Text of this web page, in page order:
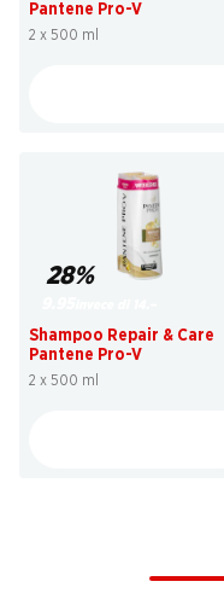
Pantene Pro-V
2 x 500 ml
28%
Shampoo Repair & Care
Pantene Pro-V
2 x 500 ml